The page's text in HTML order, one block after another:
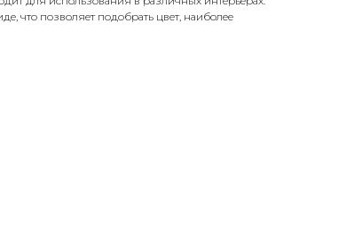
что позволяет подобрать цвет, наиболее